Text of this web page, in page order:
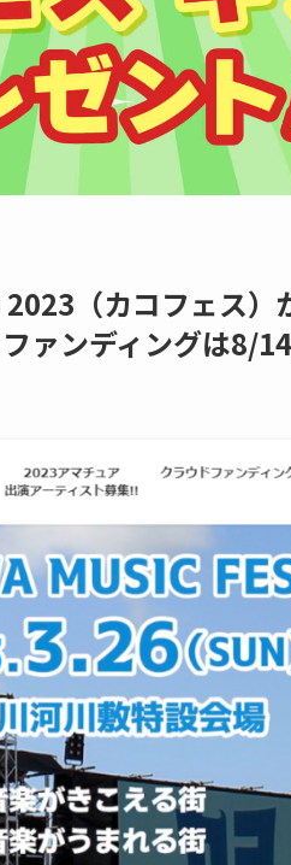
2023（カコフェス）
ァンディングは8/14